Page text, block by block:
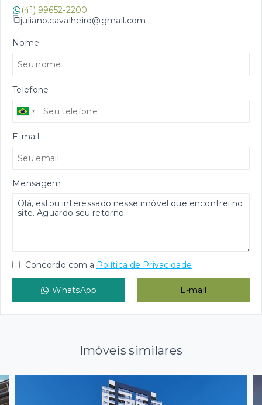
(41) 99652-2200
juliano.cavalheiro@gmail.com
Nome
Telefone
E-mail
Mensagem
Concordo com a Política de Privacidade
WhatsApp E-mail
Imóveis similares